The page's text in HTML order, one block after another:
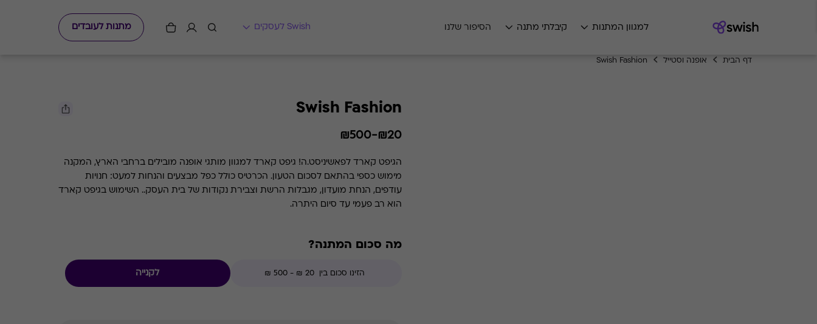
למגוון המתנות קיבלתי מתנה הסיפור שלנו Swish לעסקים מתנות לעובדים
דף הבית אופנה וסטייל Swish Fashion
Swish Fashion
₪20-₪500
הגיפט קארד לפאשיניסט.ה! גיפט קארד למגוון מותגי אופנה מובילים ברחבי הארץ, המקנה
מימוש כספי בהתאם לסכום הטעון. הכרטיס כולל כפל מבצעים והנחות למעט: חנויות
עודפים, הנחת מועדון, מגבלות הרשת וצבירת נקודות של בית העסק.. השימוש בגיפט קארד
הוא רב פעמי עד סיום היתרה.
מה סכום המתנה?
לקנייה